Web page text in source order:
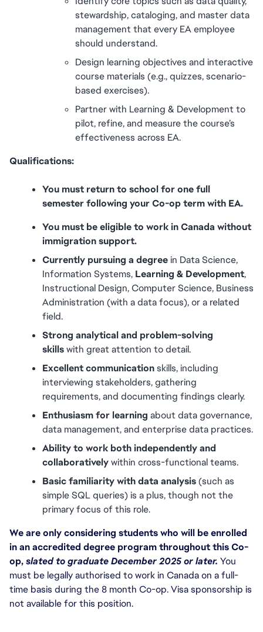
stewardship, cataloging, and master data
management that every EA employee
should understand.
Design learning objectives and interactive
course materials (e.g., quizzes, scenario-
based exercises).
Partner with Learning & Development to
pilot, refine, and measure the course’s
effectiveness across EA.
Qualifications:
You must return to school for one full
semester following your Co-op term with EA.
You must be eligible to work in Canada without
immigration support.
Currently pursuing a degree in Data Science,
Information Systems, Learning & Development,
Instructional Design, Computer Science, Business
Administration (with a data focus), or a related
field.
Strong analytical and problem-solving
skills with great attention to detail.
Excellent communication skills, including
interviewing stakeholders, gathering
requirements, and documenting findings clearly.
Enthusiasm for learning about data governance,
data management, and enterprise data practices.
Ability to work both independently and
collaboratively within cross-functional teams.
Basic familiarity with data analysis (such as
simple SQL queries) is a plus, though not the
primary focus of this role.
We are only considering students who will be enrolled
in an accredited degree program throughout this Co-
op, slated to graduate December 2025 or later. You
must be legally authorised to work in Canada on a full-
time basis during the 8 month Co-op. Visa sponsorship is
not available for this position.